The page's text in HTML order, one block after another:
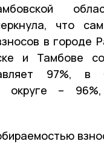
что
в городе
и Тамбове
97%, в
округе –